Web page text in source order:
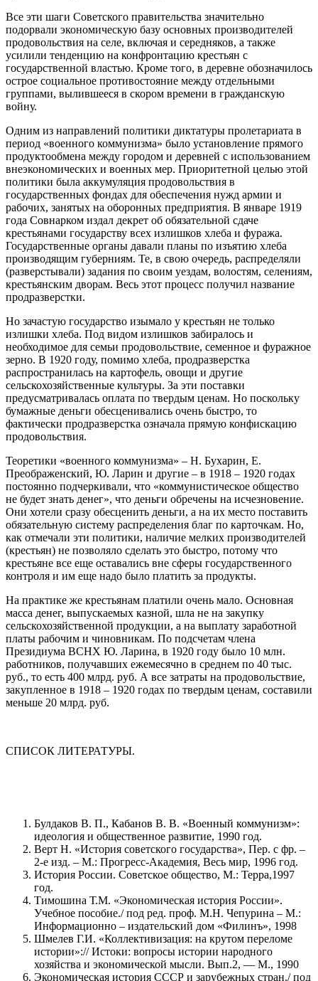
Все эти шаги Советского правительства значительно
подорвали экономическую базу основных производителей
продовольствия на селе, включая и середняков, а также
усилили тенденцию на конфронтацию крестьян с
государственной властью. Кроме того, в деревне обозначилось
острое социальное противостояние между отдельными
группами, вылившееся в скором времени в гражданскую
войну.
Одним из направлений политики диктатуры пролетариата в
период «военного коммунизма» было установление прямого
продуктообмена между городом и деревней с использованием
внеэкономических и военных мер. Приоритетной целью этой
политики была аккумуляция продовольствия в
государственных фондах для обеспечения нужд армии и
рабочих, занятых на оборонных предприятия. В январе 1919
года Совнарком издал декрет об обязательной сдаче
крестьянами государству всех излишков хлеба и фуража.
Государственные органы давали планы по изъятию хлеба
производящим губерниям. Те, в свою очередь, распределяли
(разверстывали) задания по своим уездам, волостям, селениям,
крестьянским дворам. Весь этот процесс получил название
продразверстки.
Но зачастую государство изымало у крестьян не только
излишки хлеба. Под видом излишков забиралось и
необходимое для семьи продовольствие, семенное и фуражное
зерно. В 1920 году, помимо хлеба, продразверстка
распространилась на картофель, овощи и другие
сельскохозяйственные культуры. За эти поставки
предусматривалась оплата по твердым ценам. Но поскольку
бумажные деньги обесценивались очень быстро, то
фактически продразверстка означала прямую конфискацию
продовольствия.
Теоретики «военного коммунизма» – Н. Бухарин, Е.
Преображенский, Ю. Ларин и другие – в 1918 – 1920 годах
постоянно подчеркивали, что «коммунистическое общество
не будет знать денег», что деньги обречены на исчезновение.
Они хотели сразу обесценить деньги, а на их место поставить
обязательную систему распределения благ по карточкам. Но,
как отмечали эти политики, наличие мелких производителей
(крестьян) не позволяло сделать это быстро, потому что
крестьяне все еще оставались вне сферы государственного
контроля и им еще надо было платить за продукты.
На практике же крестьянам платили очень мало. Основная
масса денег, выпускаемых казной, шла не на закупку
сельскохозяйственной продукции, а на выплату заработной
платы рабочим и чиновникам. По подсчетам члена
Президиума ВСНХ Ю. Ларина, в 1920 году было 10 млн.
работников, получавших ежемесячно в среднем по 40 тыс.
руб., то есть 400 млрд. руб. А все затраты на продовольствие,
закупленное в 1918 – 1920 годах по твердым ценам, составили
меньше 20 млрд. руб.
СПИСОК ЛИТЕРАТУРЫ.
Булдаков В. П., Кабанов В. В. «Военный коммунизм»:
идеология и общественное развитие, 1990 год.
Верт Н. «История советского государства», Пер. с фр. –
2-е изд. – М.: Прогресс-Академия, Весь мир, 1996 год.
История России. Советское общество, М.: Терра,1997
год.
Тимошина Т.М. «Экономическая история России».
Учебное пособие./ под ред. проф. М.Н. Чепурина – М.:
Информационно – издательский дом «Филинъ», 1998
Шмелев Г.И. «Коллективизация: на крутом переломе
истории»:// Истоки: вопросы истории народного
хозяйства и экономической мысли. Вып.2, — М., 1990
Экономическая история СССР и зарубежных стран./ под